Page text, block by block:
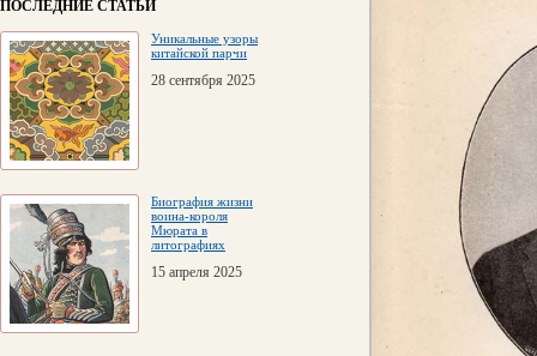
ПОСЛЕДНИЕ СТАТЬИ
Уникальные узоры
китайской парчи
28 сентября 2025
Биография жизни
воина-короля
Мюрата в
литографиях
15 апреля 2025